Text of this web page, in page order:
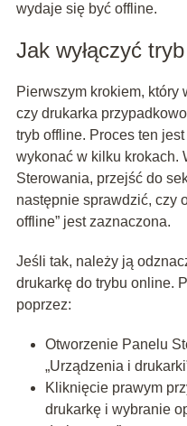
wydaje się być offline.
Jak wyłączyć
Pierwszym krokiem, który
czy drukarka
tryb offline. Proces ten
wykonać w kilku krokach.
Sterowania, przejść do
następnie sprawdzić, czy
offline” jest zaznaczona.
Jeśli tak, należy ją
drukarkę do trybu online.
poprzez:
Otworzenie Panelu
„Urządzenia i
Kliknięcie prawym
drukarkę i wybranie